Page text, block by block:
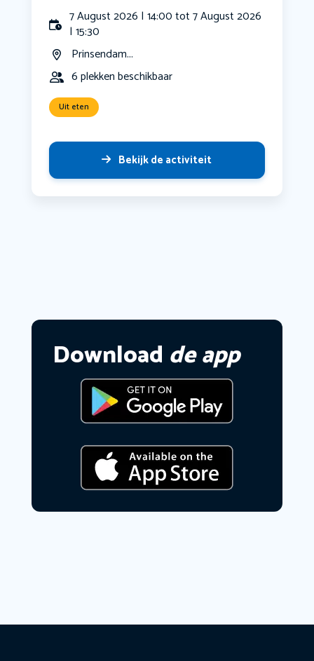
7 August 2026 | 14:00 tot 7 August 2026
| 15:30
Prinsendam...
6 plekken beschikbaar
Uit eten
Bekijk de activiteit
Download de app